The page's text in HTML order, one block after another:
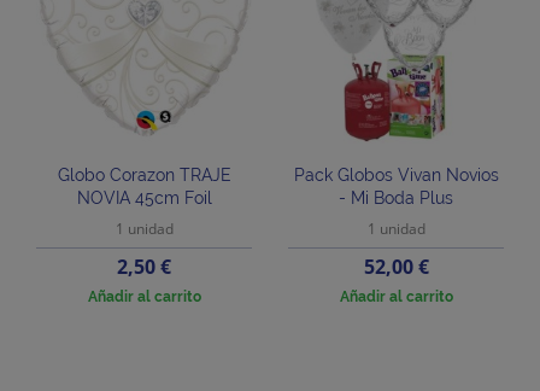
Globo Corazon TRAJE
NOVIA 45cm Foil
1 unidad
Precio
2,50 €
Añadir al carrito
Pack Globos Vivan Novios
- Mi Boda Plus
1 unidad
Precio
52,00 €
Añadir al carrito